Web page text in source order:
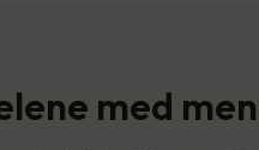
med